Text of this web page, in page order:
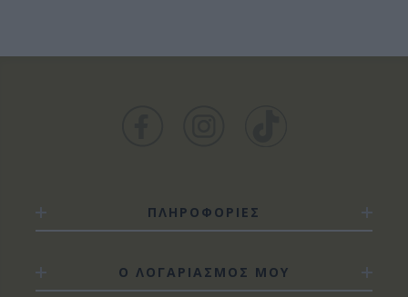
ΠΛΗΡΟΦΟΡΙΕΣ
Ο ΛΟΓΑΡΙΑΣΜΟΣ ΜΟΥ